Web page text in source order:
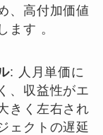
、高付加価値
ます 。
: 人月単価に
、収益性がエ
きく左右され
ェクトの遅延